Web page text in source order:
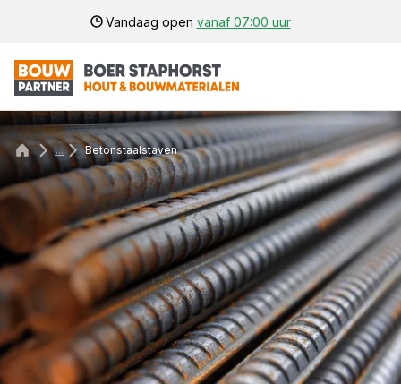
Vandaag open vanaf 07:00 uur
... Betonstaalstaven